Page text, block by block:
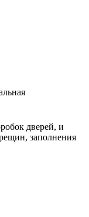
дверей, и
заполнения